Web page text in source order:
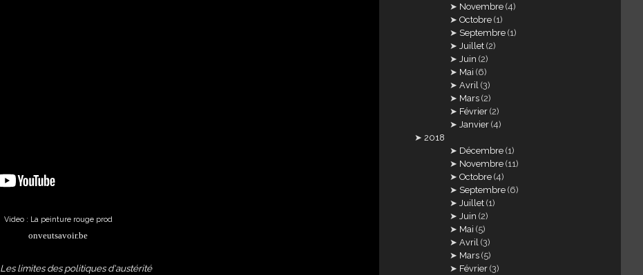
Video : La peinture rouge prod
onveutsavoir.be
Les limites des politiques d'austérité
Novembre (4)
Octobre (1)
Septembre (1)
Juillet (2)
Juin (2)
Mai (6)
Avril (3)
Mars (2)
Février (2)
Janvier (4)
2018
Décembre (1)
Novembre (11)
Octobre (4)
Septembre (6)
Juillet (1)
Juin (2)
Mai (5)
Avril (3)
Mars (5)
Février (3)